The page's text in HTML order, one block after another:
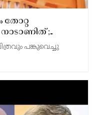
തോറ്റ
നാടാണിത്';
മടങ്ങൂ
കെകെ രമ
പങ്കുവെച്ചു